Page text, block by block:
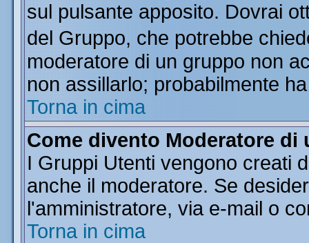
sul pulsante apposito. Dovrai
del Gruppo, che potrebbe
moderatore di un gruppo non
non assillarlo; probabilmente
Torna in cima
Come divento Moderatore di
I Gruppi Utenti vengono creati
anche il moderatore. Se
l'amministratore, via e-mail o
Torna in cima